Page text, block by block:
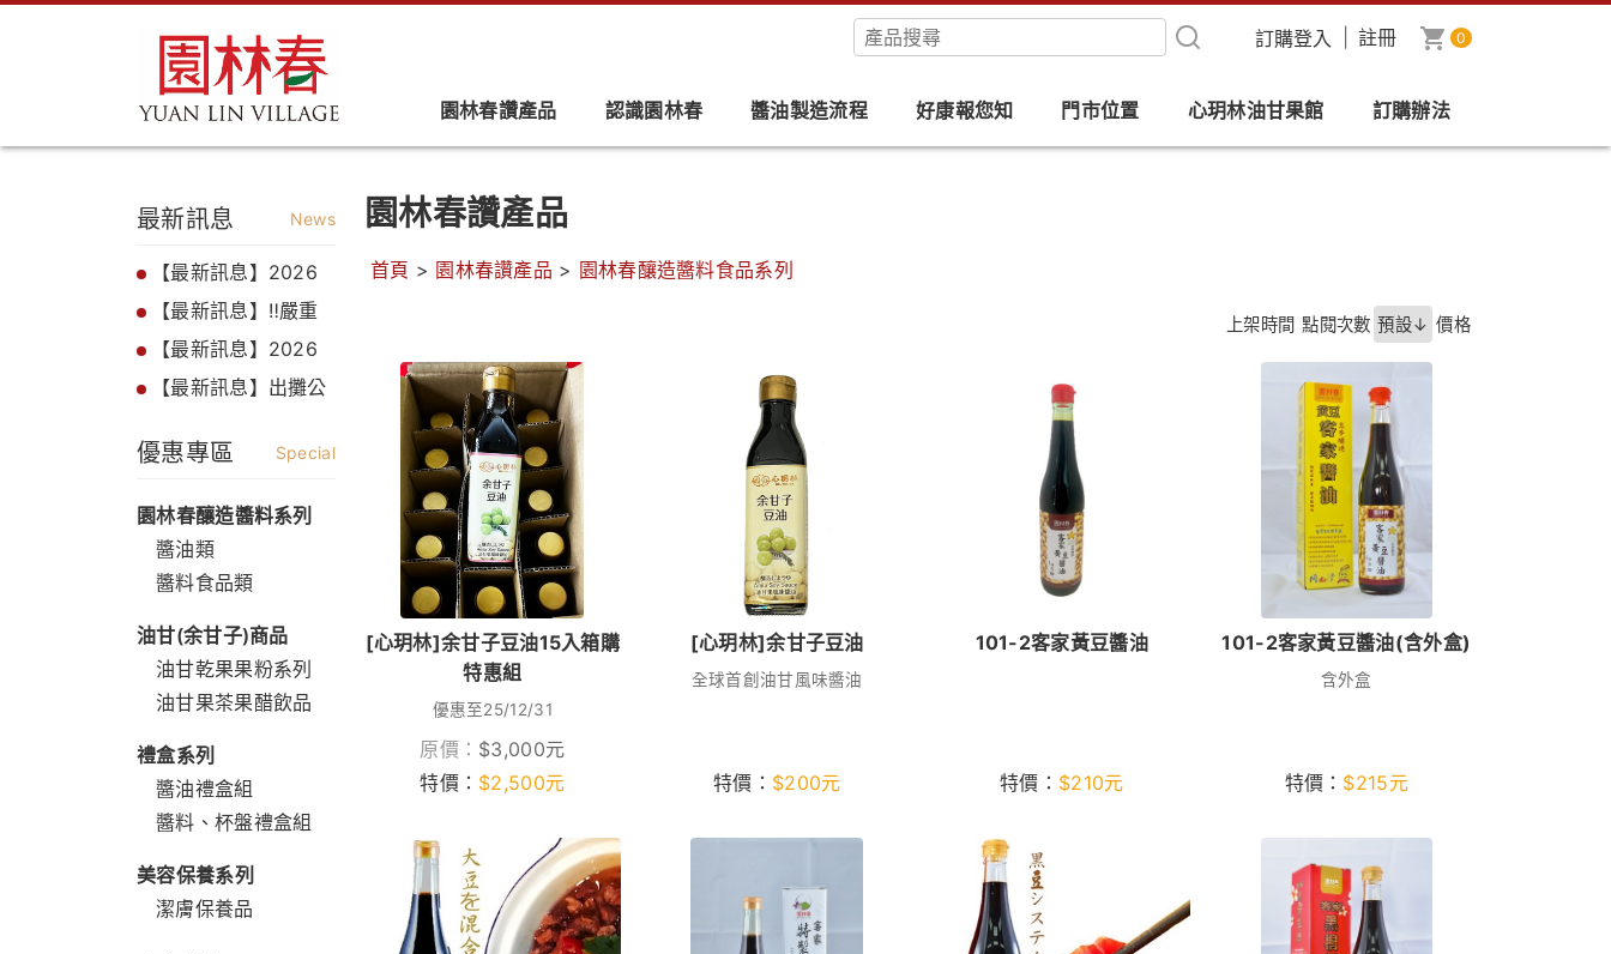
註冊 0
園林春讚產品 認識園林春 醬油製造流程 好康報您知 門市位置 心玥林油甘果館 訂購辦法
最新訊息 News
【最新訊息】2026
價格調整公告
【最新訊息】‼️嚴重
警告❗️❗️
【最新訊息】2026
紅麴醬油售缶公告
【最新訊息】出攤公
優惠專區 Special
園林春釀造醬料系列
醬油類
醬料食品類
油甘(余甘子)商品
油甘乾果果粉系列
油甘果茶果醋飲品
禮盒系列
醬油禮盒組
醬料、杯盤禮盒組
美容保養系列
潔膚保養品
園林春讚產品
首頁 > 園林春讚產品 > 園林春釀造醬料食品系列
上架時間 點閱次數 預設↓ 價格
[心玥林]余甘子豆油15入箱購
特惠組
優惠至25/12/31
原價： $3,000元
特價： $2,500元
[心玥林]余甘子豆油
全球首創油甘風味醬油
特價： $200元
101-2客家黃豆醬油
特價： $210元
101-2客家黃豆醬油(含外盒)
含外盒
特價： $215元